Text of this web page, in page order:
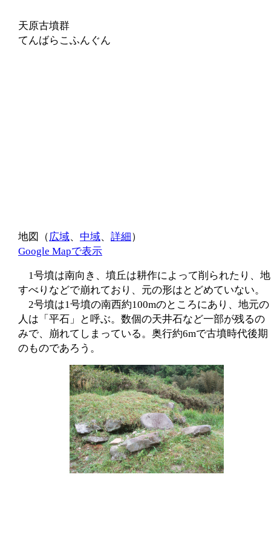
天原古墳群
てんばらこふんぐん
地図（広域、 中域、 詳細）
Google Mapで表示
1号墳は南向き、墳丘は耕作によって削られたり、地
すべりなどで崩れており、元の形はとどめていない。
2号墳は1号墳の南西約100mのところにあり、地元の
人は「平石」と呼ぶ。数個の天井石など一部が残るの
みで、崩れてしまっている。奥行約6mで古墳時代後期
のものであろう。